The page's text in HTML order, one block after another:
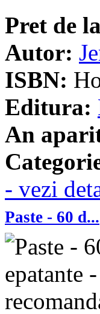
Pret de
Autor:
ISBN:
Editura:
An
- vezi
Paste - 60 d...